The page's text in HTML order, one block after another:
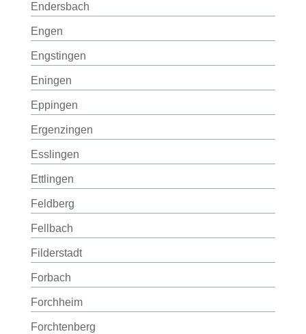
Endersbach
Engen
Engstingen
Eningen
Eppingen
Ergenzingen
Esslingen
Ettlingen
Feldberg
Fellbach
Filderstadt
Forbach
Forchheim
Forchtenberg